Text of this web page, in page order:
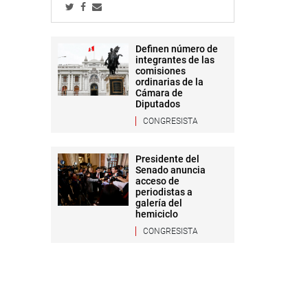
Definen número de
integrantes de las
comisiones
ordinarias de la
Cámara de
Diputados
CONGRESISTA
Presidente del
Senado anuncia
acceso de
periodistas a
galería del
hemiciclo
CONGRESISTA